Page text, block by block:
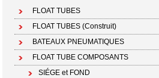
FLOAT TUBES
FLOAT TUBES (Construit)
BATEAUX PNEUMATIQUES
FLOAT TUBE COMPOSANTS
SIÉGE et FOND